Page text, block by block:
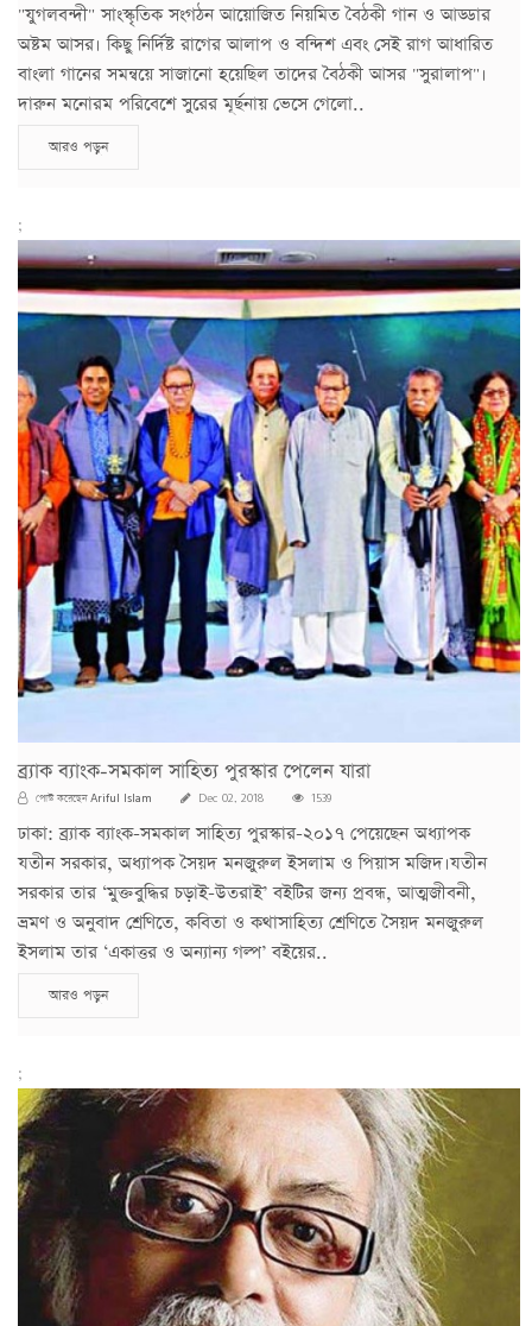
"যুগলবন্দী" সাংস্কৃতিক সংগঠন আয়োজিত নিয়মিত বৈঠকী গান ও আড্ডার
অষ্টম আসর। কিছু নির্দিষ্ট রাগের আলাপ ও বন্দিশ এবং সেই রাগ আধারিত
বাংলা গানের সমন্বয়ে সাজানো হয়েছিল তাদের বৈঠকী আসর "সুরালাপ"।
দারুন মনোরম পরিবেশে সুরের মূর্ছনায় ভেসে গেলো..
আরও পড়ুন
;
ব্র্যাক ব্যাংক-সমকাল সাহিত্য পুরস্কার পেলেন যারা
পোস্ট করেছেনAriful Islam Dec 02, 2018 1539
ঢাকা: ব্র্যাক ব্যাংক-সমকাল সাহিত্য পুরস্কার-২০১৭ পেয়েছেন অধ্যাপক
যতীন সরকার, অধ্যাপক সৈয়দ মনজুরুল ইসলাম ও পিয়াস মজিদ।যতীন
সরকার তার ‘মুক্তবুদ্ধির চড়াই-উতরাই’ বইটির জন্য প্রবন্ধ, আত্মজীবনী,
ভ্রমণ ও অনুবাদ শ্রেণিতে, কবিতা ও কথাসাহিত্য শ্রেণিতে সৈয়দ মনজুরুল
ইসলাম তার ‘একাত্তর ও অন্যান্য গল্প’ বইয়ের..
আরও পড়ুন
;